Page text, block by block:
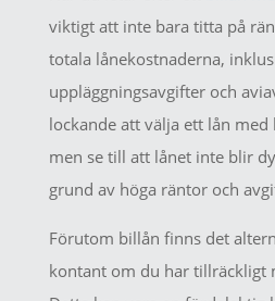
viktigt att inte bara titta på
totala lånekostnaderna,
uppläggningsavgifter och
lockande att välja ett lån med
men se till att lånet inte blir
grund av höga räntor och
Förutom billån finns det
kontant om du har tillräckligt